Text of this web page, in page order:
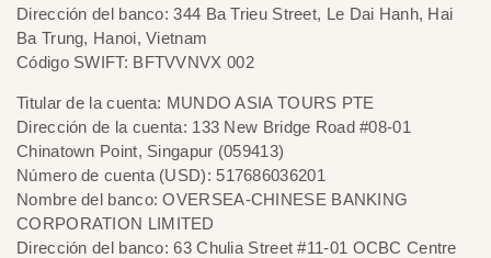
Dirección del banco: 344 Ba Trieu Street, Le Dai Hanh, Hai
Ba Trung, Hanoi, Vietnam
Código SWIFT: BFTVVNVX 002
Titular de la cuenta: MUNDO ASIA TOURS PTE
Dirección de la cuenta: 133 New Bridge Road #08-01
Chinatown Point, Singapur (059413)
Número de cuenta (USD): 517686036201
Nombre del banco: OVERSEA-CHINESE BANKING
CORPORATION LIMITED
Dirección del banco: 63 Chulia Street #11-01 OCBC Centre